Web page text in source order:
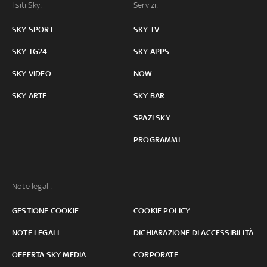
I siti Sky:
SKY SPORT
SKY TG24
SKY VIDEO
SKY ARTE
Servizi:
SKY TV
SKY APPS
NOW
SKY BAR
SPAZI SKY
PROGRAMMI
Note legali:
GESTIONE COOKIE COOKIE POLICY
NOTE LEGALI DICHIARAZIONE DI ACCESSIBILITÀ
OFFERTA SKY MEDIA CORPORATE